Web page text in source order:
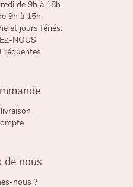
de 9h à 18h.
9h à 15h.
et jours fériés.
NOUS
de nous
nous ?